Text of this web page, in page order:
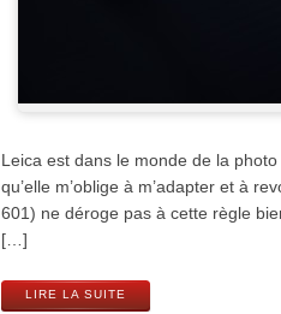
Leica est dans le monde de la
qu’elle m’oblige à m’adapter et à
601) ne déroge pas à cette règle
[…]
LIRE LA SUITE